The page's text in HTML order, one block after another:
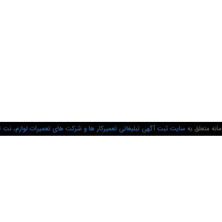
متعلق به سایت ثبت آگهی تبلیغاتی تعمیرکار ها و شرکت های تعمیرات لوازم، نت